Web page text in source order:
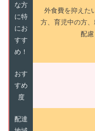
な方
に特
にお
すす
め！
外食費を抑えた
方、育児中の方
配
おす
すめ
度
配達